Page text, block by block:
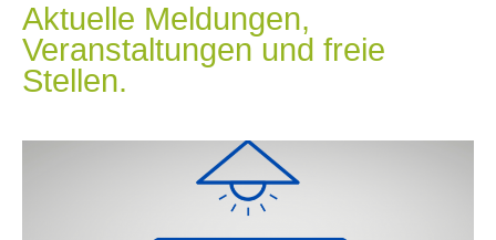
Aktuelle Meldungen,
Veranstaltungen und freie
Stellen.